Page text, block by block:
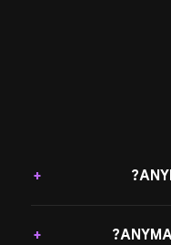
+
+